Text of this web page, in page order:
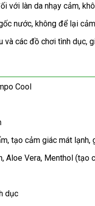
với làn da nhạy cảm,
nước, không để lại
các đồ chơi tình dục,
Cool
tạo cảm giác mát lạnh,
Aloe Vera, Menthol
dục